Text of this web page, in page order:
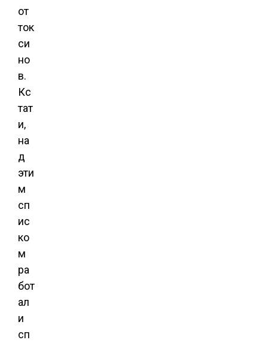
от
ток
си
но
в.
Кс
тат
и,
на
д
эти
м
сп
ис
ко
м
ра
бот
ал
и
сп